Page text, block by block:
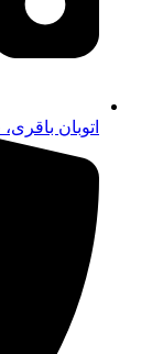
اتوبان باقری، خیابان 196 غربی، بعد